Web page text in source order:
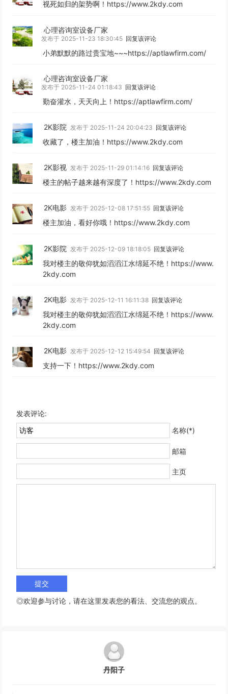
视死如归的架势啊！https://www.2kdy.com
心理咨询室设备厂家
发布于 2025-11-23 18:30:45 回复该评论
小弟默默的路过贵宝地~~~https://aptlawfirm.com/
心理咨询室设备厂家
发布于 2025-11-24 01:18:43 回复该评论
勤奋灌水，天天向上！https://aptlawfirm.com/
2K影院 发布于 2025-11-24 20:04:23 回复该评论
收藏了，楼主加油！https://www.2kdy.com
2K影视 发布于 2025-11-29 01:14:16 回复该评论
楼主的帖子越来越有深度了！https://www.2kdy.com
2K电影 发布于 2025-12-08 17:51:55 回复该评论
楼主加油，看好你哦！https://www.2kdy.com
2K影院 发布于 2025-12-09 18:18:05 回复该评论
我对楼主的敬仰犹如滔滔江水绵延不绝！https://www.
2kdy.com
2K电影 发布于 2025-12-11 16:11:38 回复该评论
我对楼主的敬仰犹如滔滔江水绵延不绝！https://www.
2kdy.com
2K电影 发布于 2025-12-12 15:49:54 回复该评论
支持一下！https://www.2kdy.com
发表评论:
名称(*)
邮箱
主页
◎欢迎参与讨论，请在这里发表您的看法、交流您的观点。
丹阳子